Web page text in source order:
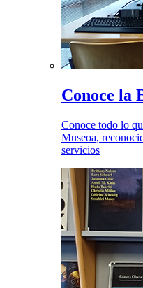
Conoce la
Conoce todo lo
Museoa,
servicios